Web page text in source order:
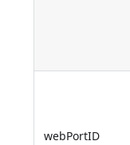
webPortID